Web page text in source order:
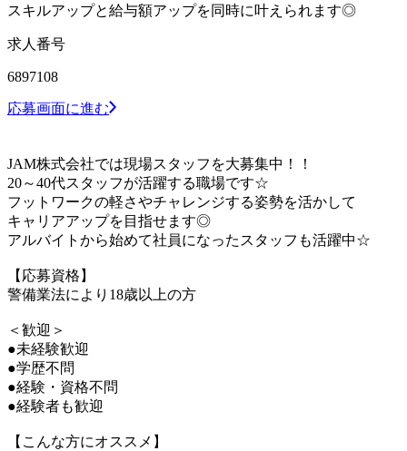
スキルアップと給与額アップを同時に叶えられます◎
求人番号
6897108
応募画面に進む
JAM株式会社では現場スタッフを大募集中！！
20～40代スタッフが活躍する職場です☆
フットワークの軽さやチャレンジする姿勢を活かして
キャリアアップを目指せます◎
アルバイトから始めて社員になったスタッフも活躍中☆
【応募資格】
警備業法により18歳以上の方
＜歓迎＞
●未経験歓迎
●学歴不問
●経験・資格不問
●経験者も歓迎
【こんな方にオススメ】